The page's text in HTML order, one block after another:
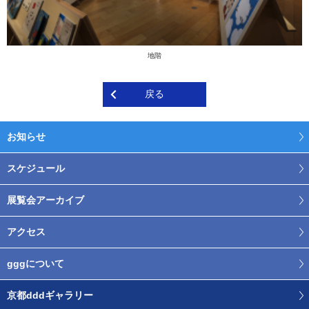
地階
戻る
お知らせ
スケジュール
展覧会アーカイブ
アクセス
gggについて
京都dddギャラリー